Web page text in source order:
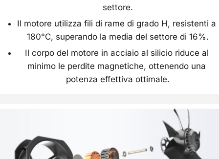
settore.
Il motore utilizza fili di rame di grado H, resistenti a
180°C, superando la media del settore di 16%.
Il corpo del motore in acciaio al silicio riduce al
minimo le perdite magnetiche, ottenendo una
potenza effettiva ottimale.